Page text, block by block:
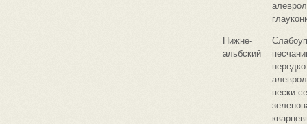
Нижне-
альбский
пески